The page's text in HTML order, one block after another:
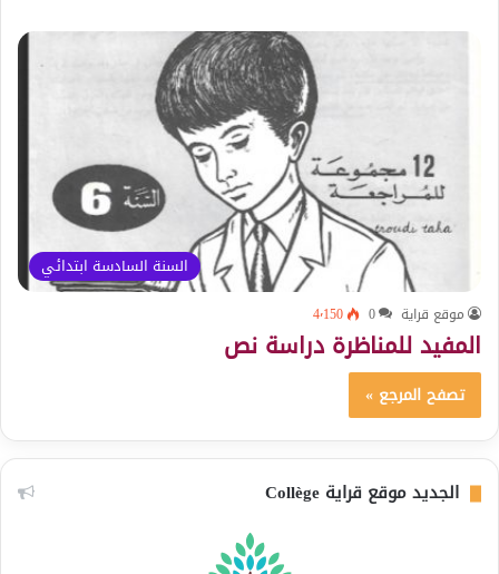
السنة السادسة ابتدائي
موقع قراية 0 4٬150
المفيد للمناظرة دراسة نص
تصفح المرجع »
الجديد موقع قراية Collège